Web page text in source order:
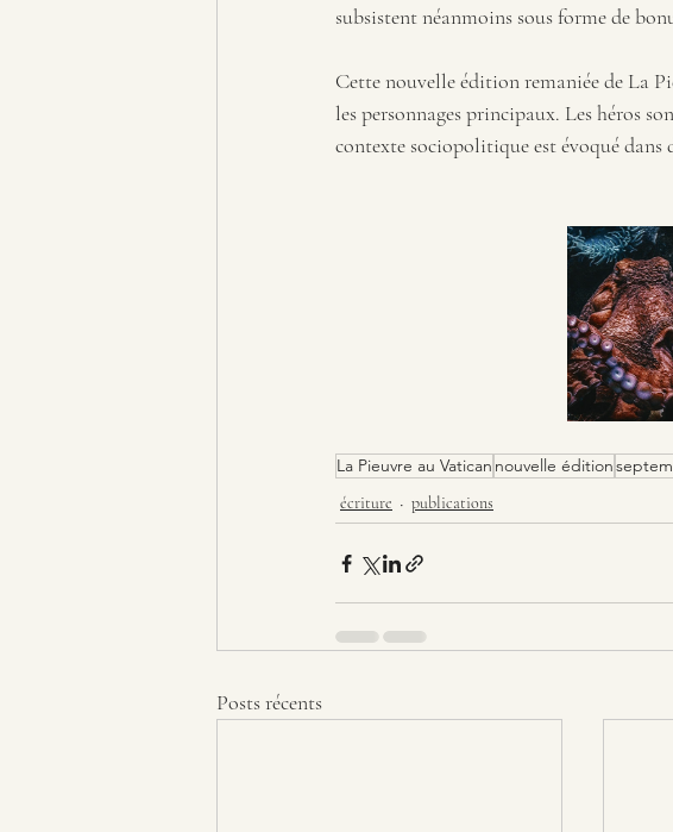
subsistent néanmoins sous forme de
Cette nouvelle édition remaniée de La
les personnages principaux. Les héros
contexte sociopolitique est évoqué dans
La Pieuvre au Vatican nouvelle édition
écriture publications
Posts récents